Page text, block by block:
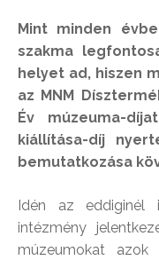
Mint minden
szakma
helyet ad, hiszen
az MNM
Év múzeuma-
kiállítása-díj
bemutatkozása
Idén az
intézmény
múzeumokat